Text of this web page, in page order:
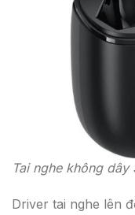
Tai nghe không dây
Driver tai nghe lên